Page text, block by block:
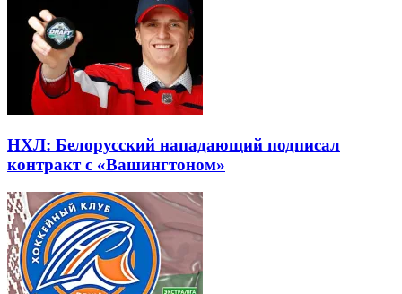
НХЛ: Белорусский нападающий подписал
контракт с «Вашингтоном»